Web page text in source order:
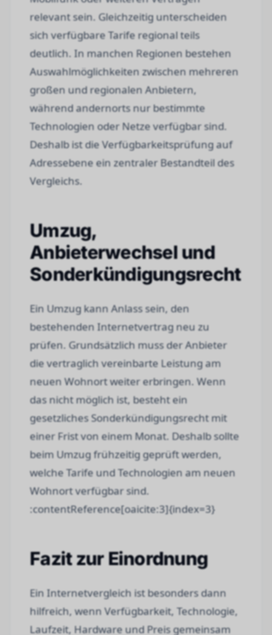
relevant sein. Gleichzeitig unterscheiden
sich verfügbare Tarife regional teils
deutlich. In manchen Regionen bestehen
Auswahlmöglichkeiten zwischen mehreren
großen und regionalen Anbietern,
während andernorts nur bestimmte
Technologien oder Netze verfügbar sind.
Deshalb ist die Verfügbarkeitsprüfung auf
Adressebene ein zentraler Bestandteil des
Vergleichs.
Umzug,
Anbieterwechsel und
Sonderkündigungsrecht
Ein Umzug kann Anlass sein, den
bestehenden Internetvertrag neu zu
prüfen. Grundsätzlich muss der Anbieter
die vertraglich vereinbarte Leistung am
neuen Wohnort weiter erbringen. Wenn
das nicht möglich ist, besteht ein
gesetzliches Sonderkündigungsrecht mit
einer Frist von einem Monat. Deshalb sollte
beim Umzug frühzeitig geprüft werden,
welche Tarife und Technologien am neuen
Wohnort verfügbar sind.
:contentReference[oaicite:3]{index=3}
Fazit zur Einordnung
Ein Internetvergleich ist besonders dann
hilfreich, wenn Verfügbarkeit, Technologie,
Laufzeit, Hardware und Preis gemeinsam